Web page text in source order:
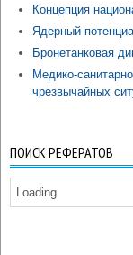
Концепция
Ядерный
Бронетанковая
Медико-
чрезвычайных
ПОИСК РЕФЕРАТОВ
Loading